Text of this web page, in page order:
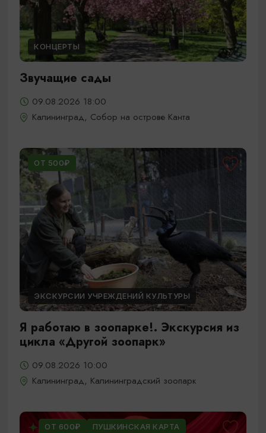
КОНЦЕРТЫ
Звучащие сады
09.08.2026 18:00
Калининград, Собор на острове Канта
ОТ 500₽
ЭКСКУРСИИ УЧРЕЖДЕНИЙ КУЛЬТУРЫ
Я работаю в зоопарке!. Экскурсия из
цикла «Другой зоопарк»
09.08.2026 10:00
Калининград, Калининградский зоопарк
ОТ 600₽ ПУШКИНСКАЯ КАРТА